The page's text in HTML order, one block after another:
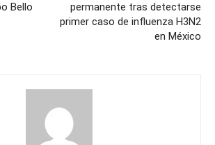
Bello
permanente tras detectarse
primer caso de influenza H3N2
en México